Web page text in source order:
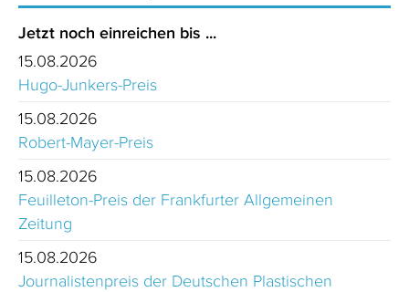
Jetzt noch einreichen bis ...
15.08.2026
Hugo-Junkers-Preis
15.08.2026
Robert-Mayer-Preis
15.08.2026
Feuilleton-Preis der Frankfurter Allgemeinen
Zeitung
15.08.2026
Journalistenpreis der Deutschen Plastischen